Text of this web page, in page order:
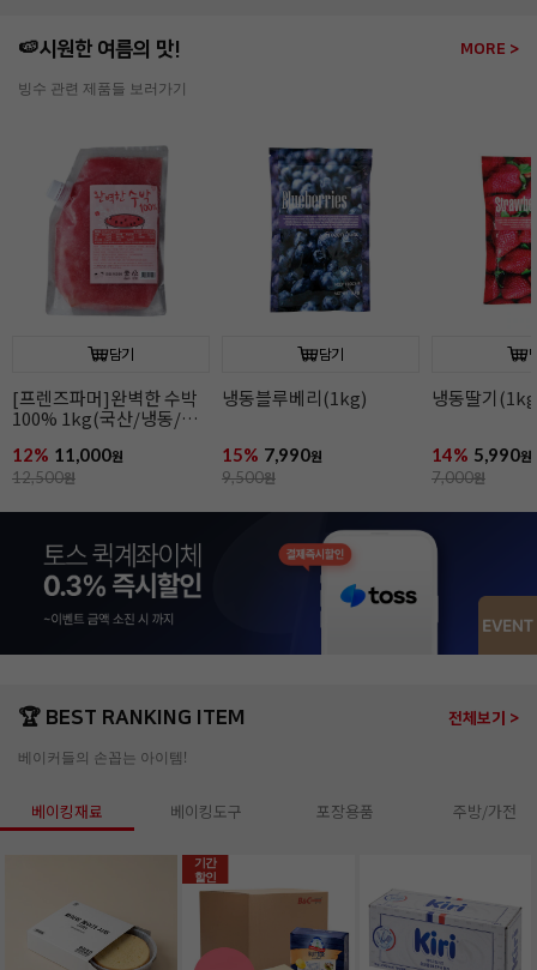
🍉시원한 여름의 맛! MORE >
빙수 관련 제품들 보러가기
담기
냉동딸기(1kg)
14% 5,990원
7,000원
담기
냉동망고(1kg)
10% 8,990원
10,000원
[흥국에프앤
6% 6,990원
7,500원
🏆 BEST RANKING ITEM 전체보기 >
베이커들의 손꼽는 아이템!
베이킹재료 베이킹도구 포장용품 주방/가전
기간
할인